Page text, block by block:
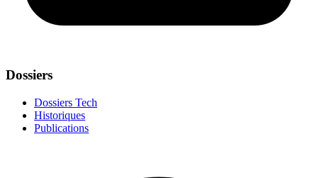
Dossiers
Dossiers Tech
Historiques
Publications